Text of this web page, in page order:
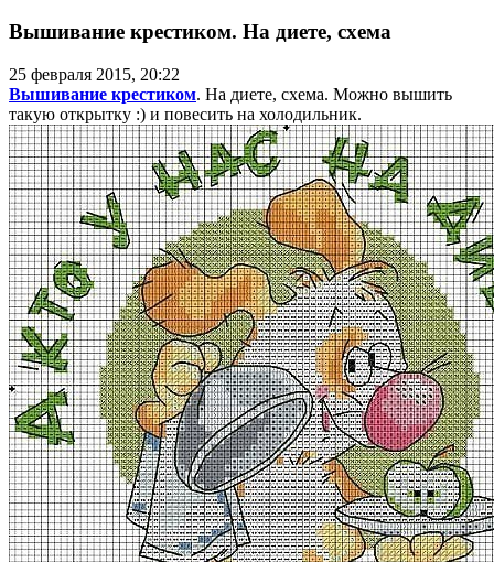
Вышивание крестиком. На диете, схема
25 февраля 2015, 20:22
Вышивание крестиком. На диете, схема. Можно вышить
такую открытку :) и повесить на холодильник.